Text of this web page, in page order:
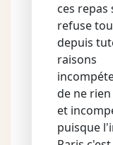
ces
refuse
depuis
raisons
de ne
et
puisque